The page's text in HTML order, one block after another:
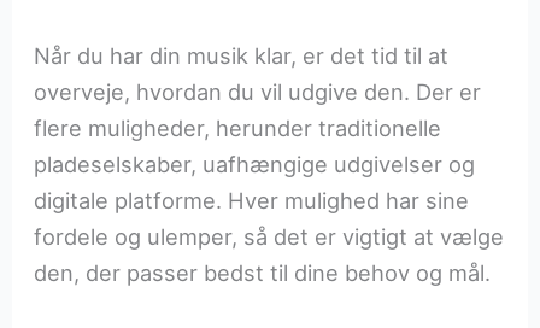
Når du har din musik klar, er det tid til at
overveje, hvordan du vil udgive den. Der er
flere muligheder, herunder traditionelle
pladeselskaber, uafhængige udgivelser og
digitale platforme. Hver mulighed har sine
fordele og ulemper, så det er vigtigt at vælge
den, der passer bedst til dine behov og mål.